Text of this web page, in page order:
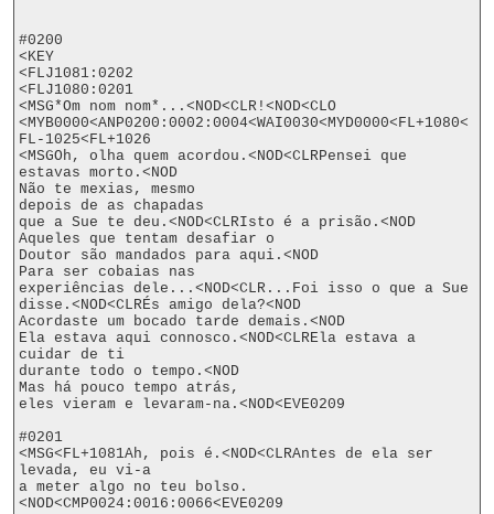
#0200
<KEY
<FLJ1081:0202
<FLJ1080:0201
<MSG*Om nom nom*...<NOD<CLR!<NOD<CLO
<MYB0000<ANP0200:0002:0004<WAI0030<MYD0000<FL+1080<
FL-1025<FL+1026
<MSGOh, olha quem acordou.<NOD<CLRPensei que
estavas morto.<NOD
Não te mexias, mesmo
depois de as chapadas
que a Sue te deu.<NOD<CLRIsto é a prisão.<NOD
Aqueles que tentam desafiar o
Doutor são mandados para aqui.<NOD
Para ser cobaias nas
experiências dele...<NOD<CLR...Foi isso o que a Sue
disse.<NOD<CLRÉs amigo dela?<NOD
Acordaste um bocado tarde demais.<NOD
Ela estava aqui connosco.<NOD<CLREla estava a
cuidar de ti
durante todo o tempo.<NOD
Mas há pouco tempo atrás,
eles vieram e levaram-na.<NOD<EVE0209
#0201
<MSG<FL+1081Ah, pois é.<NOD<CLRAntes de ela ser
levada, eu vi-a
a meter algo no teu bolso.
<NOD<CMP0024:0016:0066<EVE0209